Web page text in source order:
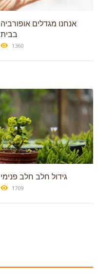
אנחנו מגדלים אופורביה
בבית
1360
גידול חלב חלב פנימי
1709